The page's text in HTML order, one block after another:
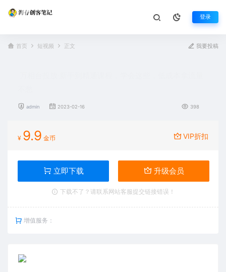
登录
首页 短视频 正文 我要投稿
admin 2023-02-16 398
¥ 9.9 金币 VIP折扣
立即下载 升级会员
下载不了？请联系网站客服提交链接错误！
增值服务：